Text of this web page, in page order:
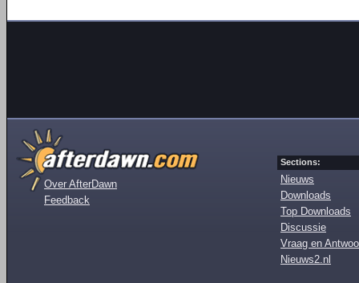
Over AfterDawn
Feedback
Sections:
Nieuws
Downloads
Top Downloads
Discussie
Vraag en
Nieuws2.nl